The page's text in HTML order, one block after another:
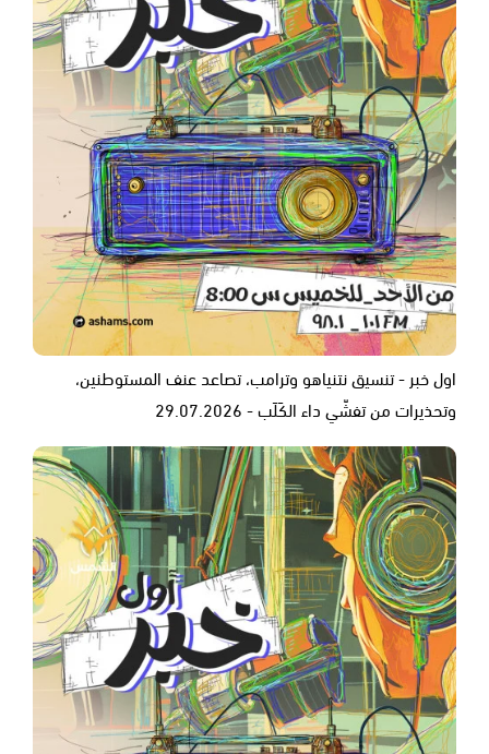
اول خبر - تنسيق نتنياهو وترامب، تصاعد عنف المستوطنين،
وتحذيرات من تفشّي داء الكَلَب - 29.07.2026